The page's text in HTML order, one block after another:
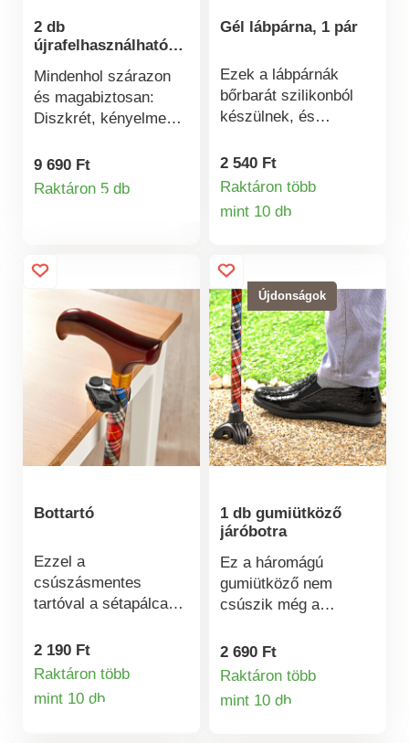
2 db
újrafelhasználható
Mindenhol szárazon
és magabiztosan:
Diszkrét, kényelmes
kiváló nedvszívó
képességű, kétrétegű
rögzítők a tökéletes
illeszkedésért.
Hölgyeknek és
uraknak egyaránt.
Gépben mosható és
újrafelhasználható.
9 690 Ft
Raktáron 5 dbTermékinformációk
Gél lábpárna, 1 pár
Ezek a lábpárnák
bőrbarát szilikonból
készülnek, és
géllel vannak töltve.
Tökéletesen
lábfejre, és jelentősen
és a súrlódást.
Problémamentesen
viselhetők cipőben,
zokniban vagy
harisnyában.
Szagtalanok,
moshatók és
újrafelhasználhatók.
2 540 Ft
Raktáron több
mint 10 db
Bottartó
Ezzel a
csúszásmentes
tartóval a sétapálca
kéznél lesz az asztal
szélén.
2 190 Ft
Raktáron több
mint 10 dbTermékinformációk
Újdonságok
1 db gumiütköző
járóbotra
Ez a háromágú
gumiütköző nem
csúszik még a
sem.
2 690 Ft
Raktáron több
mint 10 db